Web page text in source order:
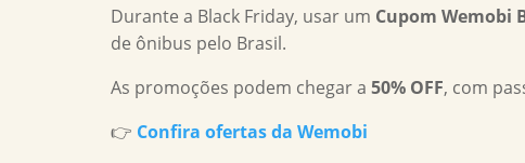
Durante a Black Friday, usar um Cupom Wemobi
de ônibus pelo Brasil.
As promoções podem chegar a 50% OFF, com
👉 Confira ofertas da Wemobi